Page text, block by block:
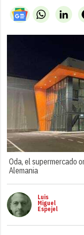
WhatsApp
Oda, el supermercado
Alemania
Luis
Miguel
Espejel